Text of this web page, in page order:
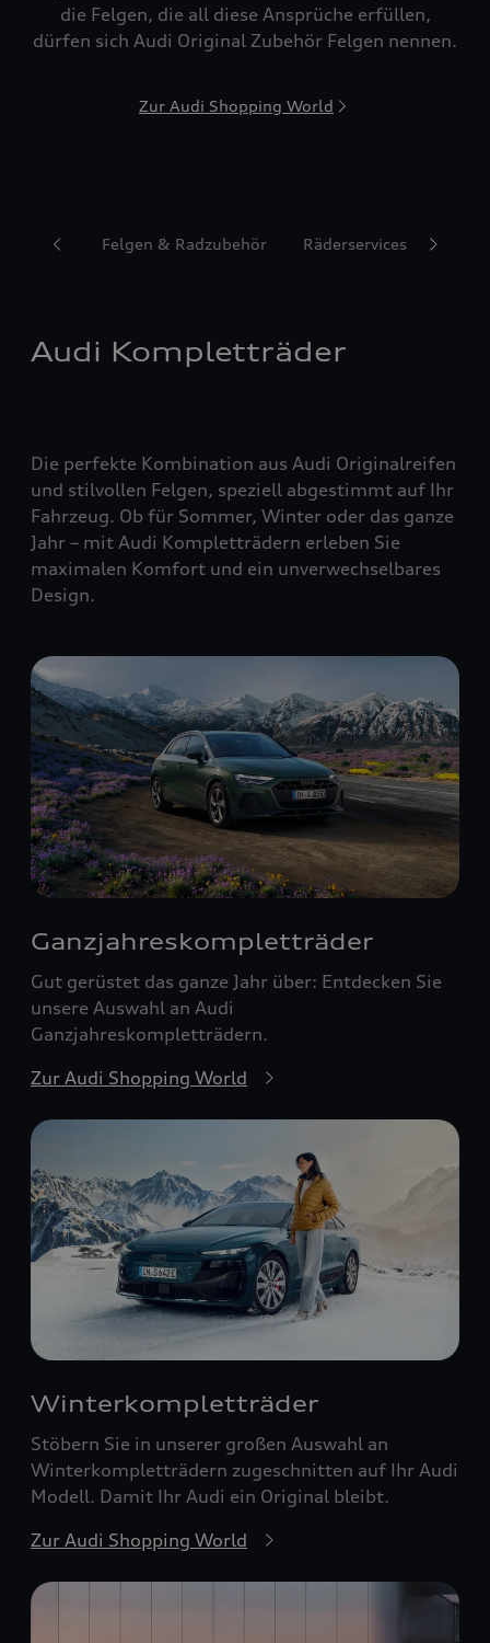
die Felgen, die all diese Ansprüche erfüllen,
dürfen sich Audi Original Zubehör Felgen nennen.
Zur Audi Shopping World
Reifen Felgen & Radzubehör Räderservices
Audi Kompletträder
Die perfekte Kombination aus Audi Originalreifen
und stilvollen Felgen, speziell abgestimmt auf Ihr
Fahrzeug. Ob für Sommer, Winter oder das ganze
Jahr – mit Audi Kompletträdern erleben Sie
maximalen Komfort und ein unverwechselbares
Design.
Ganzjahreskomplett­räder
Gut gerüstet das ganze Jahr über: Entdecken Sie
unsere Auswahl an Audi
Ganzjahreskompletträdern.
Zur Audi Shopping World
Winterkompletträder
Stöbern Sie in unserer großen Auswahl an
Winterkompletträdern zugeschnitten auf Ihr Audi
Modell. Damit Ihr Audi ein Original bleibt.
Zur Audi Shopping World